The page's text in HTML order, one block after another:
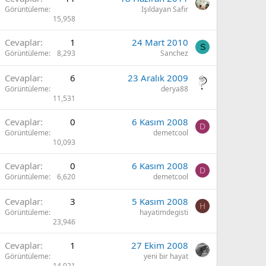
Görüntüleme
15,958
Işıldayan Safir
Cevaplar 1
Görüntüleme 8,293
24 Mart 2010
Sanchez
S
Cevaplar 6
Görüntüleme
11,531
23 Aralık 2009
derya88
Cevaplar 0
Görüntüleme
10,093
6 Kasım 2008
demetcool
D
Cevaplar 0
Görüntüleme 6,620
6 Kasım 2008
demetcool
D
Cevaplar 3
Görüntüleme
23,946
5 Kasım 2008
hayatimdegisti
H
Cevaplar 1
Görüntüleme
27 Ekim 2008
yeni bir hayat